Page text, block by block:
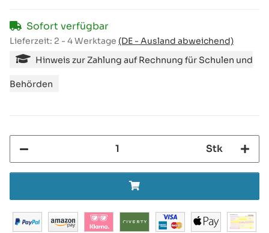
Sofort verfügbar
Lieferzeit: 2 - 4 Werktage (DE - Ausland abweichend)
Hinweis zur Zahlung auf Rechnung für Schulen und
Behörden
Stk